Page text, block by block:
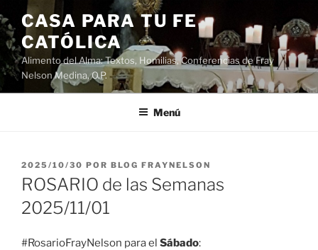
Saltar
al
contenido
CASA PARA TU FE
CATÓLICA
Alimento del Alma: Textos, Homilias, Conferencias de Fray
Nelson Medina, O.P.
Menú
PUBLICADO
EL
2025/10/30 POR BLOG FRAYNELSON
ROSARIO de las Semanas
2025/11/01
#RosarioFrayNelson para el Sábado: